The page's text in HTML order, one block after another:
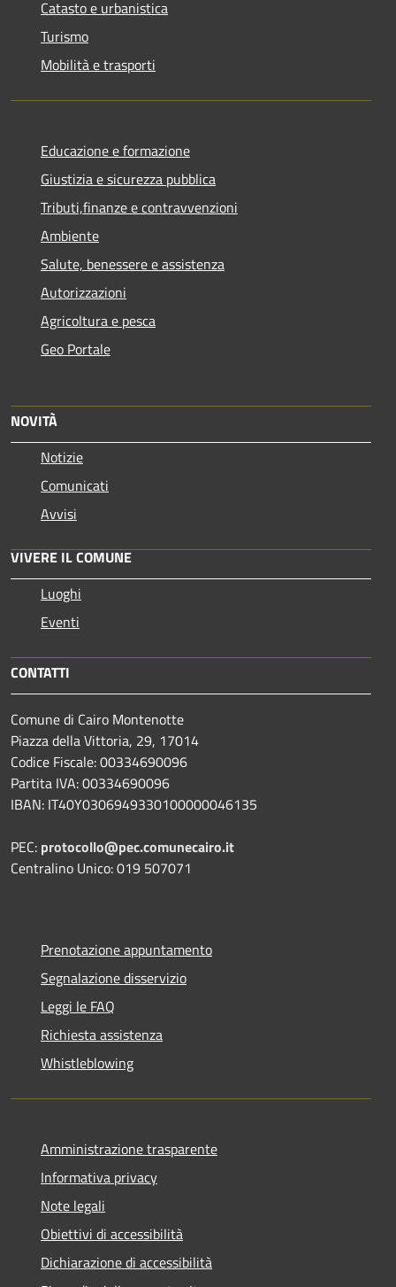
Catasto e urbanistica
Turismo
Mobilità e trasporti
Educazione e formazione
Giustizia e sicurezza pubblica
Tributi,finanze e contravvenzioni
Ambiente
Salute, benessere e assistenza
Autorizzazioni
Agricoltura e pesca
Geo Portale
NOVITÀ
Notizie
Comunicati
Avvisi
VIVERE IL COMUNE
Luoghi
Eventi
CONTATTI
Comune di Cairo Montenotte
Piazza della Vittoria, 29, 17014
Codice Fiscale: 00334690096
Partita IVA: 00334690096
IBAN: IT40Y0306949330100000046135
PEC: protocollo@pec.comunecairo.it
Centralino Unico: 019 507071
Prenotazione appuntamento
Segnalazione disservizio
Leggi le FAQ
Richiesta assistenza
Whistleblowing
Amministrazione trasparente
Informativa privacy
Note legali
Obiettivi di accessibilità
Dichiarazione di accessibilità